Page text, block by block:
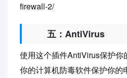
firewall-2/
五：AntiVirus
使用这个插件AntiVirus保护你
你的计算机防毒软件保护你的